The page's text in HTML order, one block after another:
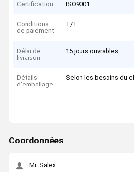
Certification ISO9001
Conditions
de paiement
T/T
Délai de
livraison
15 jours ouvrables
Détails
d'emballage
Selon les besoins du
Coordonnées
Mr. Sales